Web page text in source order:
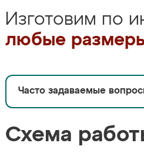
Изготовим по
любые
Часто задаваемые
Схема